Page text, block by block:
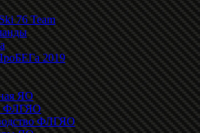
76 Team
2019
ЯО
ФЛГЯО
ФЛГЯО